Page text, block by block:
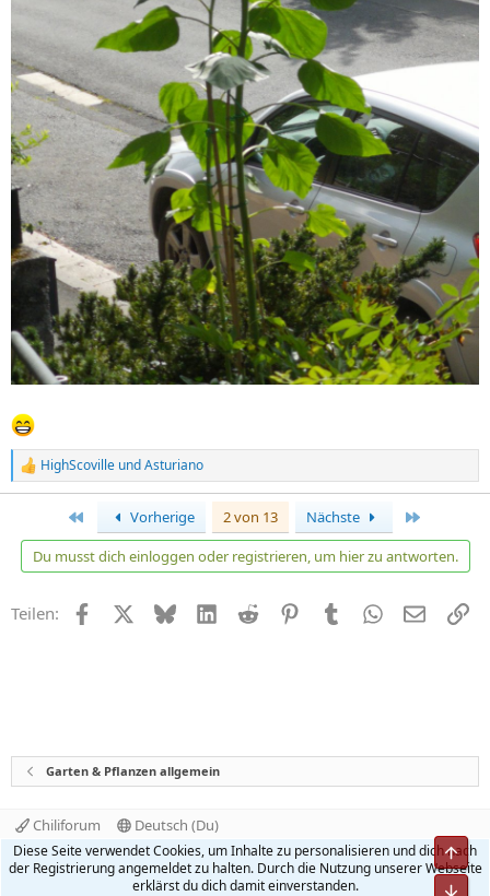
R
e
t
o
e
HighScoville undAsturiano
Erste Vorherige 2 von 13 Nächste
Du musst dich einloggen oder registrieren, um hier zu antworten.
Teilen: Facebook BlueskyLinkedIn
Reddit PinterestTumblr WhatsApp
E-Mail
Garten & Pflanzen allgemein
Chiliforum
Deutsch (Du)
Kontakt
Nutzungsbedingungen
Datenschutz
Hilfe und Impressum
Start
R
Diese Seite verwendet Cookies, um Inhalte zu personalisieren und dich nach
der Registrierung angemeldet zu halten. Durch die Nutzung unserer Webseite
erklärst du dich damit einverstanden.